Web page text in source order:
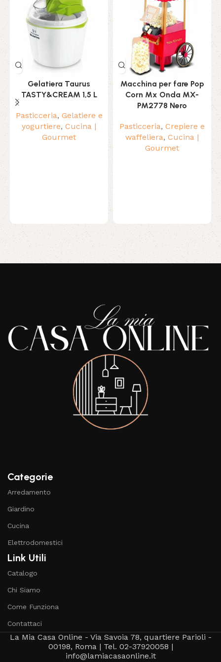
Gelatiera Taurus
TASTY&CREAM 1,5 L
Pasticceria, Gelatiere e
yogurtiere, Cucina |
Gourmet
Macchina per fare Pop
Corn Mx Onda MX-
PM2778 Nero
Pasticceria, Crepiere e
waffeliera, Cucina |
Gourmet
Read More
Categorie
Arredamento
Giardino
Cucina
Elettrodomestici
Link Utili
Catalogo
Chi Siamo
Come Funziona
Contattaci
La Mia Casa Online - Via Savoia 78, quartiere Parioli -
00198, Roma | Tel. 02-37920058 |
info@lamiacasaonline.it